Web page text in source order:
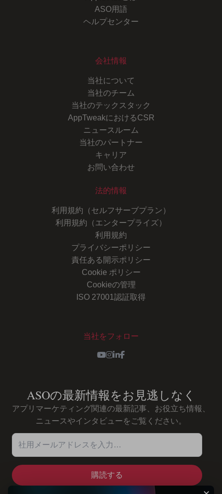
ASO用語
ヘルプセンター
会社情報
当社について
当社のチーム
当社のテックスタック
AppTweakにおけるCSR
ニュースルーム
当社のパートナー
キャリア
お問い合わせ
法的情報
利用規約（セルフサーブプラン）
利用規約（エンタープライズ）
利用規約
プライバシーポリシー
責任ある開示ポリシー
Cookie ポリシー
Cookieの管理
ISO 27001認証取得
当社をフォロー
Youtube
Instagram
LinkedIn
Facebook
ASOの最新情報をお見逃しなく
アプリマーケティング関連の最新記事、お役立ち情報、
ニュースやインタビューをご覧ください。
社用メールアドレスを入力…